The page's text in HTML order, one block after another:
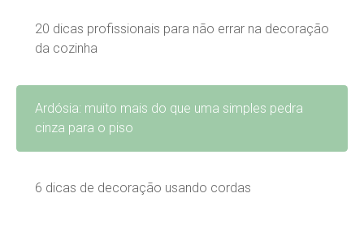
20 dicas profissionais para não errar na decoração
da cozinha
Ardósia: muito mais do que uma simples pedra
cinza para o piso
6 dicas de decoração usando cordas